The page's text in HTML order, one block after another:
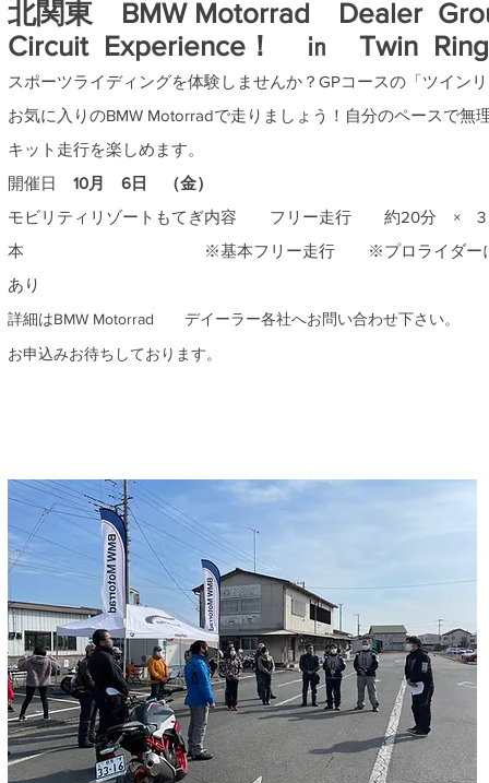
北関東 BMW Motorrad Dealer
Circuit Experience！ ㏌ Twin Ring
スポーツライディングを体験しませんか？ GPコースの「ツイン
お気に入りのBMW Motorradで走りましょう！ 自分のペースで無
キット走行を楽しめます。
開催日 10月 6 日 （金）
モビリティリゾートもてぎ内容 フリー走行 約20分 × 3
本 ※基本フリー走行 ※プロライダー
あり
​詳細はBMW Motorrad デイーラー各社へお問い合わせ下さい。
お申込みお待ちしております。